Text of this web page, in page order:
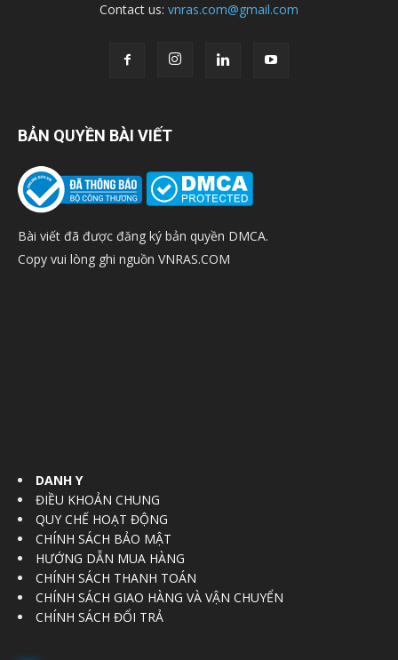
Contact us: vnras.com@gmail.com
BẢN QUYỀN BÀI VIẾT
Bài viết đã được đăng ký bản quyền DMCA.
Copy vui lòng ghi nguồn VNRAS.COM
DANH Y
ĐIỀU KHOẢN CHUNG
QUY CHẾ HOẠT ĐỘNG
CHÍNH SÁCH BẢO MẬT
HƯỚNG DẪN MUA HÀNG
CHÍNH SÁCH THANH TOÁN
CHÍNH SÁCH GIAO HÀNG VÀ VẬN CHUYỂN
CHÍNH SÁCH ĐỔI TRẢ